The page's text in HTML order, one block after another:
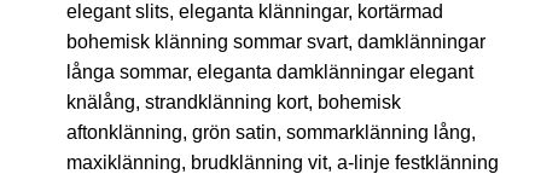
elegant slits, eleganta klänningar, kortärmad
bohemisk klänning sommar svart, damklänningar
långa sommar, eleganta damklänningar elegant
knälång, strandklänning kort, bohemisk
aftonklänning, grön satin, sommarklänning lång,
maxiklänning, brudklänning vit, a-linje festklänning